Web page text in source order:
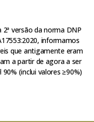
versão da norma DNP
informamos
que antigamente eram
a partir de agora a ser
(inclui valores ≥90%)